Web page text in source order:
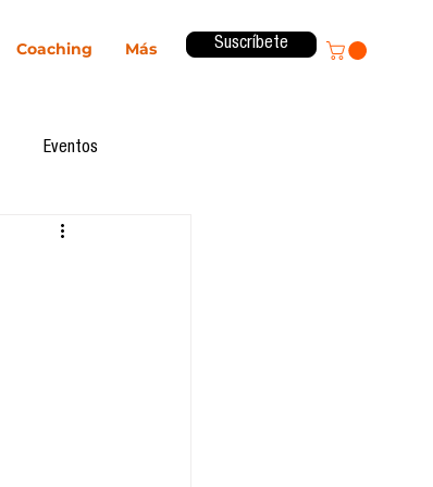
Coaching Más Suscríbete
Eventos
Innovación